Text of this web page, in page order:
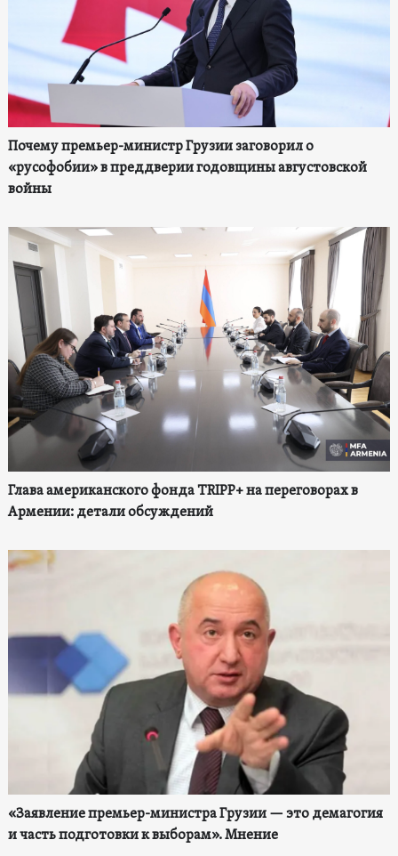
Почему премьер-министр Грузии заговорил о
«русофобии» в преддверии годовщины августовской
войны
Глава американского фонда TRIPP+ на переговорах в
Армении: детали обсуждений
«Заявление премьер-министра Грузии — это демагогия
и часть подготовки к выборам». Мнение